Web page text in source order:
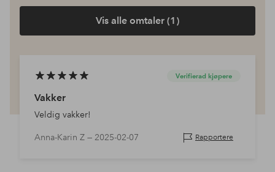
Vis alle omtaler (1)
Verifierad kjøpere
Vakker
Veldig vakker!
Anna-Karin Z — 2025-02-07 Rapportere